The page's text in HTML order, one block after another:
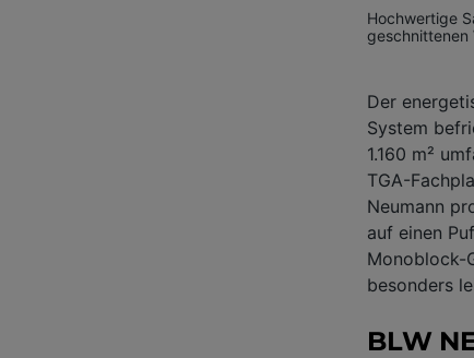
Hochwertige
geschnittenen
Der
System
1.160 m²
TGA-
Neumann
auf einen
Monoblock-
besonders
BLW